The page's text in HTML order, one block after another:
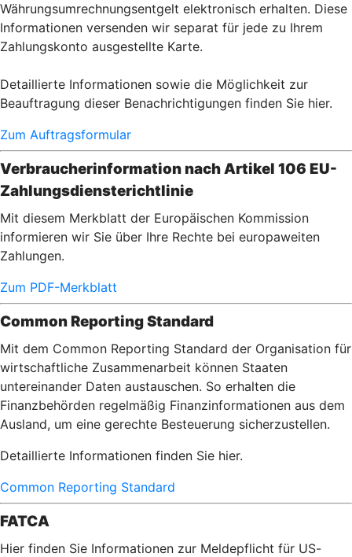
Währungsumrechnungsentgelt elektronisch erhalten. Diese
Informationen versenden wir separat für jede zu Ihrem
Zahlungskonto ausgestellte Karte.
Detaillierte Informationen sowie die Möglichkeit zur
Beauftragung dieser Benachrichtigungen finden Sie hier.
Zum Auftragsformular
Verbraucherinformation nach Artikel 106 EU-
Zahlungsdiensterichtlinie
Mit diesem Merkblatt der Europäischen Kommission
informieren wir Sie über Ihre Rechte bei europaweiten
Zahlungen.
Zum PDF-Merkblatt
Common Reporting Standard
Mit dem Common Reporting Standard der Organisation für
wirtschaftliche Zusammenarbeit können Staaten
untereinander Daten austauschen. So erhalten die
Finanzbehörden regelmäßig Finanzinformationen aus dem
Ausland, um eine gerechte Besteuerung sicherzustellen.
Detaillierte Informationen finden Sie hier.
Common Reporting Standard
FATCA
Hier finden Sie Informationen zur Meldepflicht für US-